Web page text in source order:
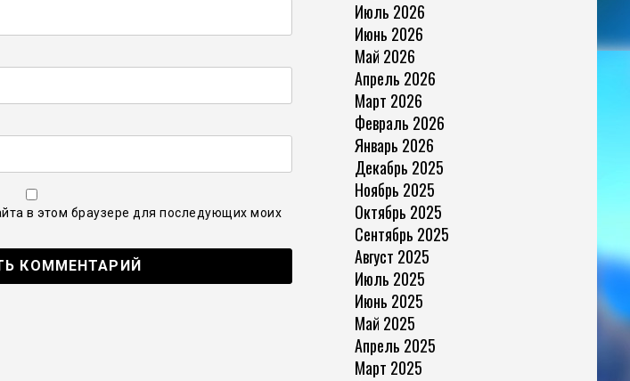
в этом браузере для последующих моих
Июль 2026
Июнь 2026
Май 2026
Апрель 2026
Март 2026
Февраль 2026
Январь 2026
Декабрь 2025
Ноябрь 2025
Октябрь 2025
Сентябрь 2025
Август 2025
Июль 2025
Июнь 2025
Май 2025
Апрель 2025
Март 2025